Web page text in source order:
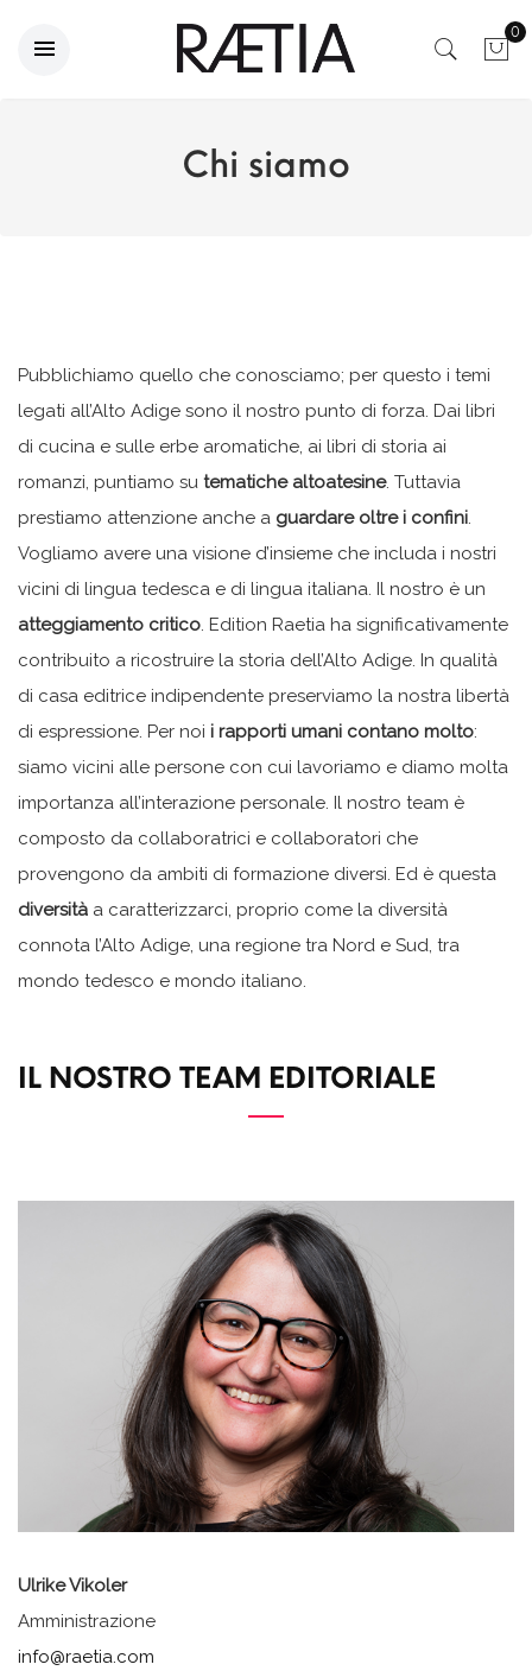
0
Chi siamo
Pubblichiamo quello che conosciamo; per questo i temi
legati all’Alto Adige sono il nostro punto di forza. Dai libri
di cucina e sulle erbe aromatiche, ai libri di storia ai
romanzi, puntiamo su tematiche altoatesine. Tuttavia
prestiamo attenzione anche a guardare oltre i confini.
Vogliamo avere una visione d’insieme che includa i nostri
vicini di lingua tedesca e di lingua italiana. Il nostro è un
atteggiamento critico. Edition Raetia ha significativamente
contribuito a ricostruire la storia dell’Alto Adige. In qualità
di casa editrice indipendente preserviamo la nostra libertà
di espressione. Per noi i rapporti umani contano molto:
siamo vicini alle persone con cui lavoriamo e diamo molta
importanza all’interazione personale. Il nostro team è
composto da collaboratrici e collaboratori che
provengono da ambiti di formazione diversi. Ed è questa
diversità a caratterizzarci, proprio come la diversità
connota l’Alto Adige, una regione tra Nord e Sud, tra
mondo tedesco e mondo italiano.
IL NOSTRO TEAM EDITORIALE
Ulrike Vikoler
Amministrazione
info@raetia.com